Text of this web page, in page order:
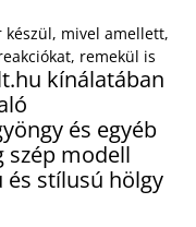
készül, mivel amellett,
remekül is
kínálatában
és egyéb
szép modell
stílusú hölgy